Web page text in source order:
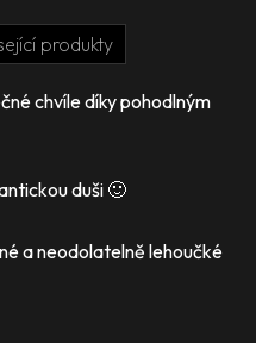
produkty
chvíle díky pohodlným
duši 🙂
a neodolatelně lehoučké